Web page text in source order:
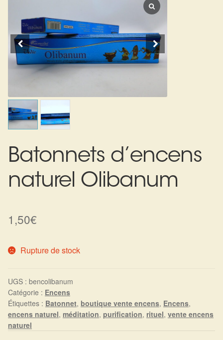
Nouveautés
Bijoux
Bolas
Bracelets
Colliers
Pendentifs
Pierres
Soin beauté
Sels de bain
Panier
Search
for:
Batonnets d’encens
naturel Olibanum
1,50€
Rupture de stock
UGS : bencolibanum
Catégorie : Encens
Étiquettes : Batonnet, boutique vente encens, Encens,
encens naturel, méditation, purification, rituel, vente encens
naturel